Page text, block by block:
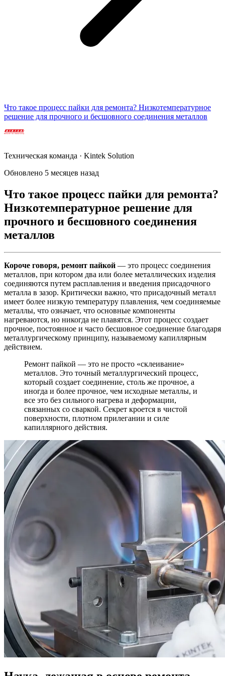
Что такое процесс пайки для ремонта? Низкотемпературное
решение для прочного и бесшовного соединения металлов
Техническая команда · Kintek Solution
Обновлено 5 месяцев назад
Что такое процесс пайки для ремонта?
Низкотемпературное решение для
прочного и бесшовного соединения
металлов
Короче говоря, ремонт пайкой — это процесс соединения
металлов, при котором два или более металлических изделия
соединяются путем расплавления и введения присадочного
металла в зазор. Критически важно, что присадочный металл
имеет более низкую температуру плавления, чем соединяемые
металлы, что означает, что основные компоненты
нагреваются, но никогда не плавятся. Этот процесс создает
прочное, постоянное и часто бесшовное соединение благодаря
металлургическому принципу, называемому капиллярным
действием.
Ремонт пайкой — это не просто «склеивание»
металлов. Это точный металлургический процесс,
который создает соединение, столь же прочное, а
иногда и более прочное, чем исходные металлы, и
все это без сильного нагрева и деформации,
связанных со сваркой. Секрет кроется в чистой
поверхности, плотном прилегании и силе
капиллярного действия.